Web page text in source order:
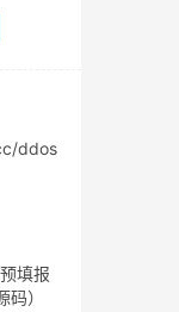
ddos
填报
）